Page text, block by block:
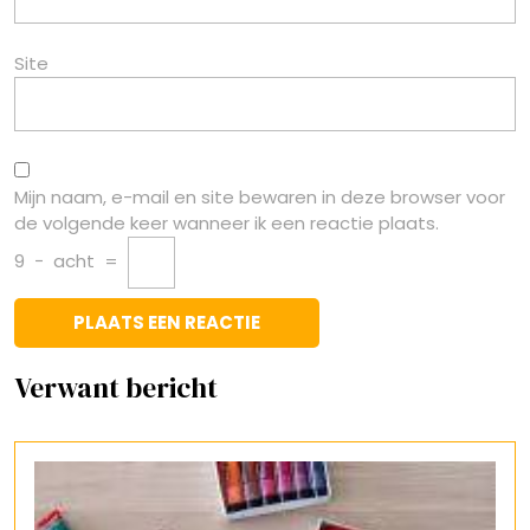
Site
Mijn naam, e-mail en site bewaren in deze browser voor
de volgende keer wanneer ik een reactie plaats.
9 − acht =
Verwant bericht